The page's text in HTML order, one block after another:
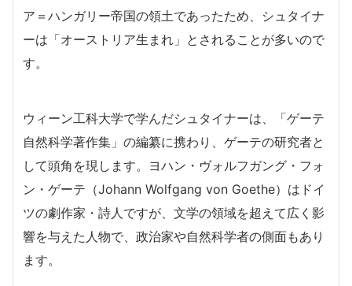
ア＝ハンガリー帝国の領土であったため、シュタイナ
ーは「オーストリア生まれ」とされることが多いので
す。
ウィーン工科大学で学んだシュタイナーは、「ゲーテ
自然科学著作集」の編纂に携わり、ゲーテの研究者と
して頭角を現します。ヨハン・ヴォルフガング・フォ
ン・ゲーテ（Johann Wolfgang von Goethe）はドイ
ツの劇作家・詩人ですが、文学の領域を超えて広く影
響を与えた人物で、政治家や自然科学者の側面もあり
ます。